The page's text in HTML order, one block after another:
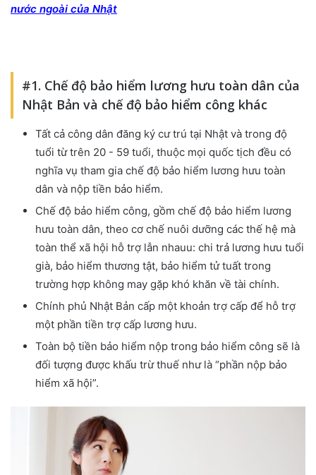
nước ngoài của Nhật
#1. Chế độ bảo hiểm lương hưu toàn dân của
Nhật Bản và chế độ bảo hiểm công khác
Tất cả công dân đăng ký cư trú tại Nhật và trong độ
tuổi từ trên 20 - 59 tuổi, thuộc mọi quốc tịch đều có
nghĩa vụ tham gia chế độ bảo hiểm lương hưu toàn
dân và nộp tiền bảo hiểm.
Chế độ bảo hiểm công, gồm chế độ bảo hiểm lương
hưu toàn dân, theo cơ chế nuôi dưỡng các thế hệ mà
toàn thể xã hội hỗ trợ lẫn nhauu: chi trả lương hưu tuổi
già, bảo hiểm thương tật, bảo hiểm tử tuất trong
trường hợp không may gặp khó khăn về tài chính.
Chính phủ Nhật Bản cấp một khoản trợ cấp để hỗ trợ
một phần tiền trợ cấp lương hưu.
Toàn bộ tiền bảo hiểm nộp trong bảo hiểm công sẽ là
đối tượng được khấu trừ thuế như là “phần nộp bảo
hiểm xã hội”.